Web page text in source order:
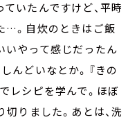
いたんですけど、平時
…。自炊のときはご飯
いやって感じだったん
んどいなとか。『きの
レシピを学んで。ほぼ
切りました。あとは、洗